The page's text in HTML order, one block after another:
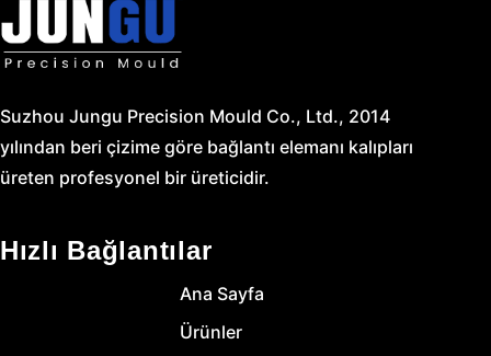
Suzhou Jungu Precision Mould Co., Ltd., 2014
yılından beri çizime göre bağlantı elemanı kalıpları
üreten profesyonel bir üreticidir.
Hızlı Bağlantılar
Ana Sayfa
Ürünler